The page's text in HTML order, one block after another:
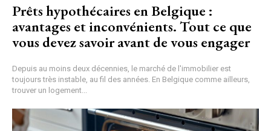
Prêts hypothécaires en Belgique :
avantages et inconvénients. Tout ce que
vous devez savoir avant de vous engager
Depuis au moins deux décennies, le marché de l'immobilier est
toujours très instable, au fil des années. En Belgique comme ailleurs,
trouver un logement...